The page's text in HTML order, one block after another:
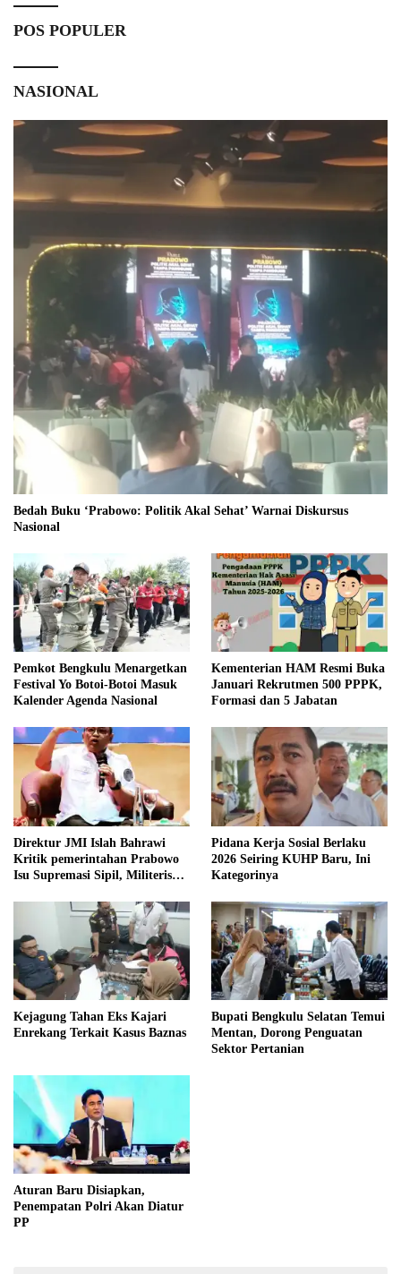
POS POPULER
NASIONAL
Bedah Buku ‘Prabowo: Politik Akal Sehat’ Warnai Diskursus
Nasional
Pemkot Bengkulu Menargetkan
Festival Yo Botoi-Botoi Masuk
Kalender Agenda Nasional
Kementerian HAM Resmi Buka
Januari Rekrutmen 500 PPPK,
Formasi dan 5 Jabatan
Direktur JMI Islah Bahrawi
Kritik pemerintahan Prabowo
Isu Supremasi Sipil, Militerisasi,
Pidana Kerja Sosial Berlaku
2026 Seiring KUHP Baru, Ini
Kategorinya
Kejagung Tahan Eks Kajari
Enrekang Terkait Kasus Baznas
Bupati Bengkulu Selatan Temui
Mentan, Dorong Penguatan
Sektor Pertanian
Aturan Baru Disiapkan,
Penempatan Polri Akan Diatur
PP